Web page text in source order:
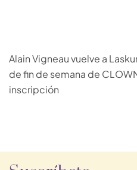
Alain Vigneau vuelve a
de fin de semana de
inscripción